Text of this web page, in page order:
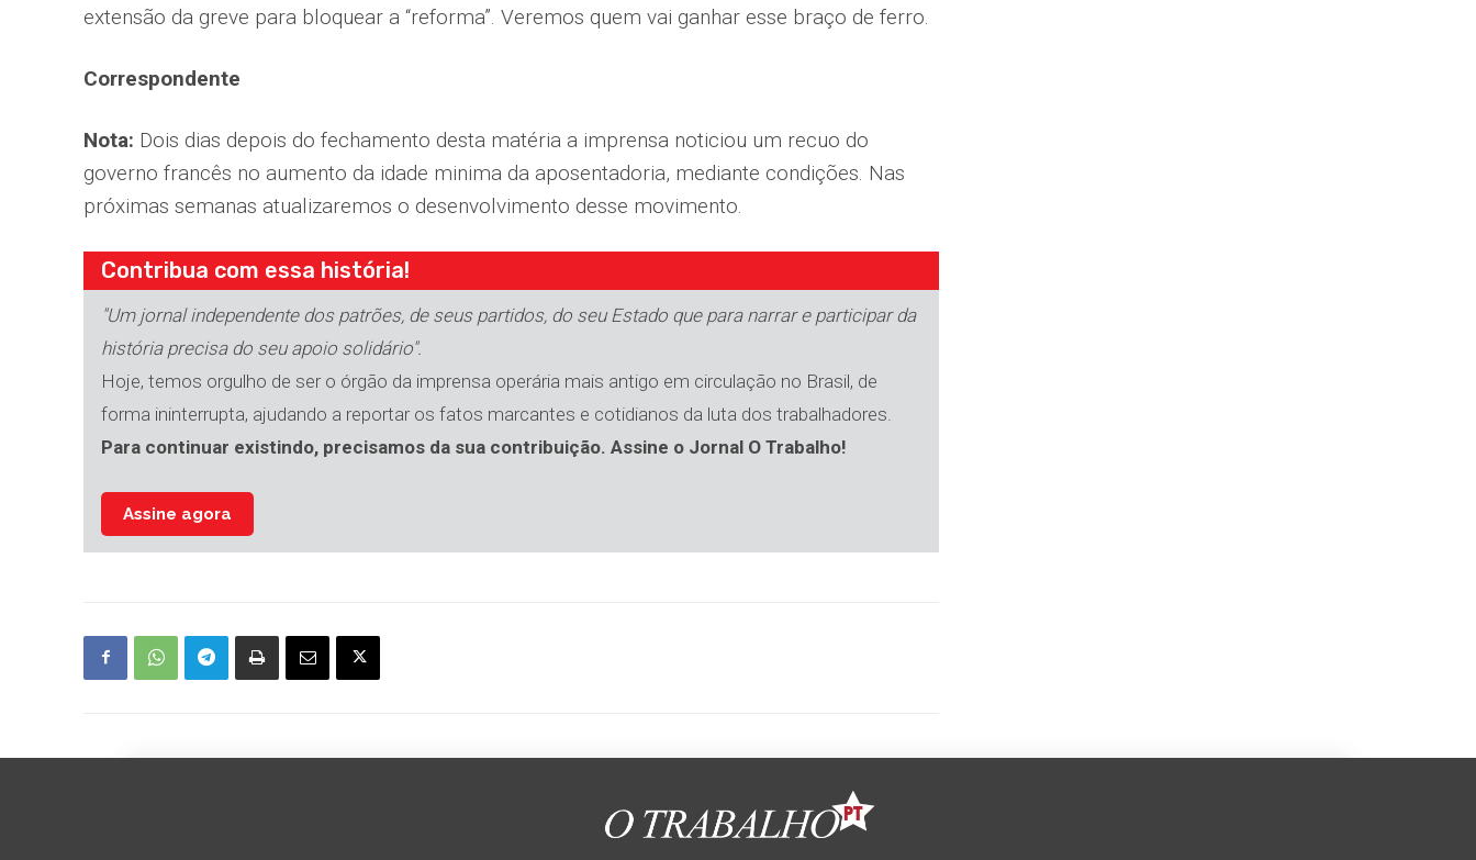
extensão da greve para bloquear a “reforma”. Veremos quem vai ganhar esse braço de ferro.
Correspondente
Nota: Dois dias depois do fechamento desta matéria a imprensa noticiou um recuo do
governo francês no aumento da idade minima da aposentadoria, mediante condições. Nas
próximas semanas atualizaremos o desenvolvimento desse movimento.
Contribua com essa história!
"Um jornal independente dos patrões, de seus partidos, do seu Estado que para narrar e participar da
história precisa do seu apoio solidário".
Hoje, temos orgulho de ser o órgão da imprensa operária mais antigo em circulação no Brasil, de
forma ininterrupta, ajudando a reportar os fatos marcantes e cotidianos da luta dos trabalhadores.
Para continuar existindo, precisamos da sua contribuição. Assine o Jornal O Trabalho!
Assine agora